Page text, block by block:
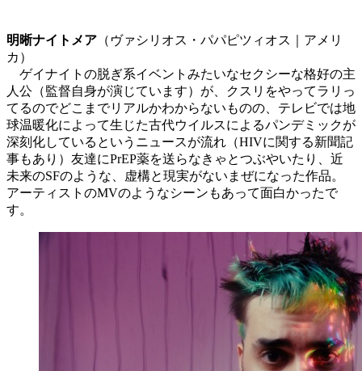
明晰ナイトメア （ヴァシリオス・パパピツィオス｜アメリ
カ）
ゲイナイトの脱ぎ系イベントみたいなセクシーな格好の主
人公（監督自身が演じています）が、クスリをやってラリっ
てるのでどこまでリアルかわからないものの、テレビでは地
球温暖化によって生じた古代ウイルスによるパンデミックが
深刻化しているというニュースが流れ（HIVに関する新聞記
事もあり）友達にPrEP薬を送らなきゃとつぶやいたり、近
未来のSFのような、虚構と現実がないまぜになった作品。
アーティストのMVのようなシーンもあって面白かったで
す。